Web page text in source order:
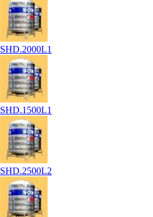
SHD.2000L1
SHD.1500L1
SHD.2500L2